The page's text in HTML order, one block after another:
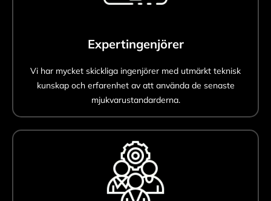
Expertingenjörer
Vi har mycket skickliga ingenjörer med utmärkt teknisk
kunskap och erfarenhet av att använda de senaste
mjukvarustandarderna.